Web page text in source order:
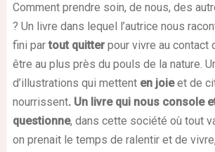
Comment prendre soin, de nous, des
? Un livre dans lequel l’autrice nous
fini partout quitterpour vivre au contact
être au plus près du pouls de la nature.
d’illustrations qui mettent en joieet de
nourrissent. Un livre qui nous console
questionne, dans cette société où tout
on prenait le temps de ralentir et de